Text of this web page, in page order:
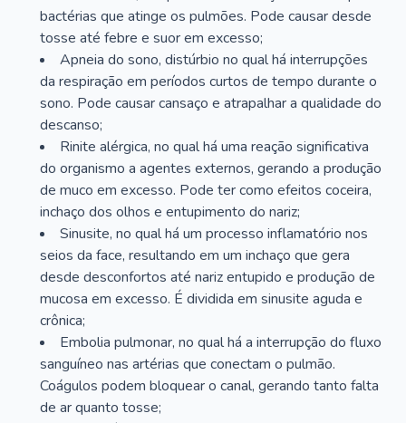
bactérias que atinge os pulmões. Pode causar desde
tosse até febre e suor em excesso;
Apneia do sono, distúrbio no qual há interrupções
da respiração em períodos curtos de tempo durante o
sono. Pode causar cansaço e atrapalhar a qualidade do
descanso;
Rinite alérgica, no qual há uma reação significativa
do organismo a agentes externos, gerando a produção
de muco em excesso. Pode ter como efeitos coceira,
inchaço dos olhos e entupimento do nariz;
Sinusite, no qual há um processo inflamatório nos
seios da face, resultando em um inchaço que gera
desde desconfortos até nariz entupido e produção de
mucosa em excesso. É dividida em sinusite aguda e
crônica;
Embolia pulmonar, no qual há a interrupção do fluxo
sanguíneo nas artérias que conectam o pulmão.
Coágulos podem bloquear o canal, gerando tanto falta
de ar quanto tosse;